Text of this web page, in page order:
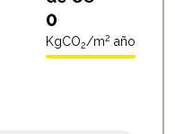
0
KgCO2/m2 año